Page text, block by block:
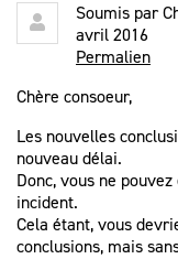
Soumis par
avril 2016
Permalien
Chère consoeur,
Les nouvelles
nouveau délai.
Donc, vous ne
incident.
Cela étant, vous
conclusions, mais